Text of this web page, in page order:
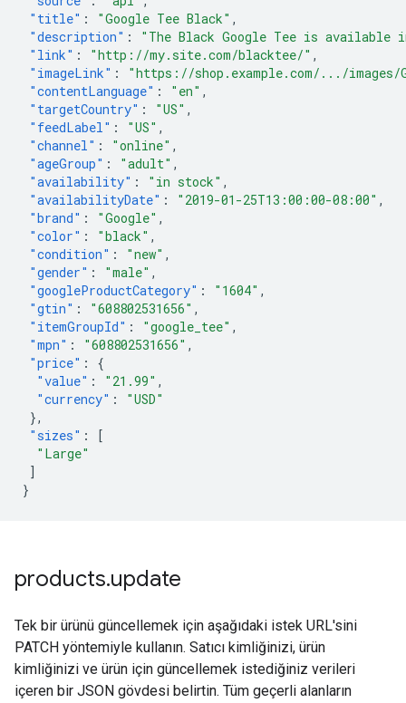
"title" : "Google Tee Black" ,
"description" :
"The Black Google Tee is
"link" : "http://my.site.com/blacktee/" ,
"imageLink" :
"https://shop.example.com/.../images/
"contentLanguage" : "en" ,
"targetCountry" : "US" ,
"feedLabel" : "US" ,
"channel" : "online" ,
"ageGroup" : "adult" ,
"availability" : "in stock" ,
"availabilityDate" : "2019-01-25T13:00:00-08:00" ,
"brand" : "Google" ,
"color" : "black" ,
"condition" : "new" ,
"gender" : "male" ,
"googleProductCategory" : "1604" ,
"gtin" : "608802531656" ,
"itemGroupId" : "google_tee" ,
"mpn" : "608802531656" ,
"price" :
{
"value" : "21.99" ,
"currency" :
"USD"
},
"sizes" :
[
"Large"
]
}
products.update
Tek bir ürünü güncellemek için aşağıdaki istek URL'sini
PATCH yöntemiyle kullanın. Satıcı kimliğinizi, ürün
kimliğinizi ve ürün için güncellemek istediğiniz verileri
içeren bir JSON gövdesi belirtin. Tüm geçerli alanların